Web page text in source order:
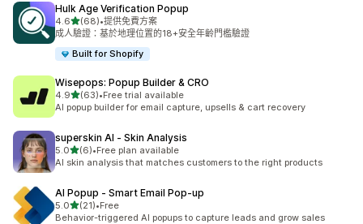
Hulk Age Verification Popup
4.6滿分 5 顆星
(68)
共有 68 則評價
•提供免費方案
成人驗證：基於地理位置的18+安全年齡門檻驗證
Built for Shopify
Wisepops: Popup Builder & CRO
4.9滿分 5 顆星
(63)
共有 63 則評價
•Free trial available
AI popup builder for email capture, upsells & cart recovery
superskin AI ‑ Skin Analysis
5.0滿分 5 顆星
(6)
共有 6 則評價
•Free plan available
AI skin analysis that matches customers to the right products
AI Popup ‑ Smart Email Pop‑up
5.0滿分 5 顆星
(21)
共有 21 則評價
•Free
Behavior-triggered AI popups to capture leads and grow sales